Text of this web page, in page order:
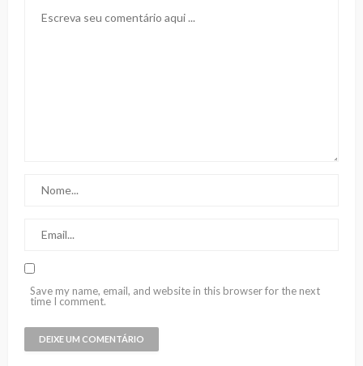
Save my name, email, and website in this browser for the next
time I comment.